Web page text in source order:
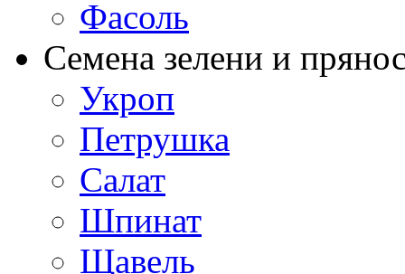
Фасоль
Семена зелени и
Укроп
Петрушка
Салат
Шпинат
Щавель